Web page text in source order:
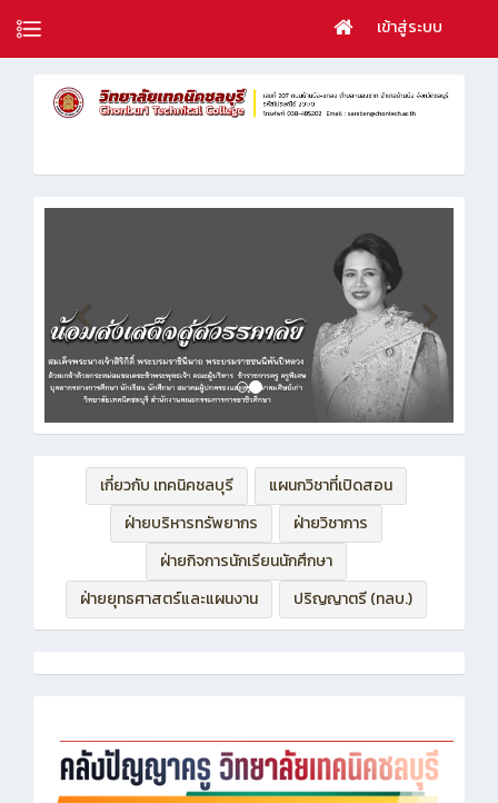
เข้าสู่ระบบ
เกี่ยวกับ เทคนิคชลบุรี
แผนกวิชาที่เปิดสอน
ฝ่ายบริหารทรัพยากร
ฝ่ายวิชาการ
ฝ่ายกิจการนักเรียนนักศึกษา
ฝ่ายยุทธศาสตร์และแผนงาน
ปริญญาตรี (ทลบ.)